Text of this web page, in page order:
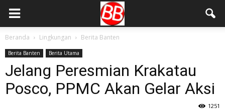
Beranda Lingkungan Berita Banten
Berita Banten Berita Utama
Jelang Peresmian Krakatau
Posco, PPMC Akan Gelar Aksi
1251